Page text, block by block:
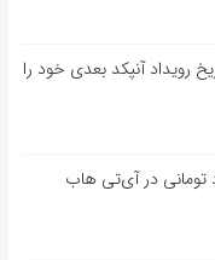
رویداد آنپکد بعدی خود را